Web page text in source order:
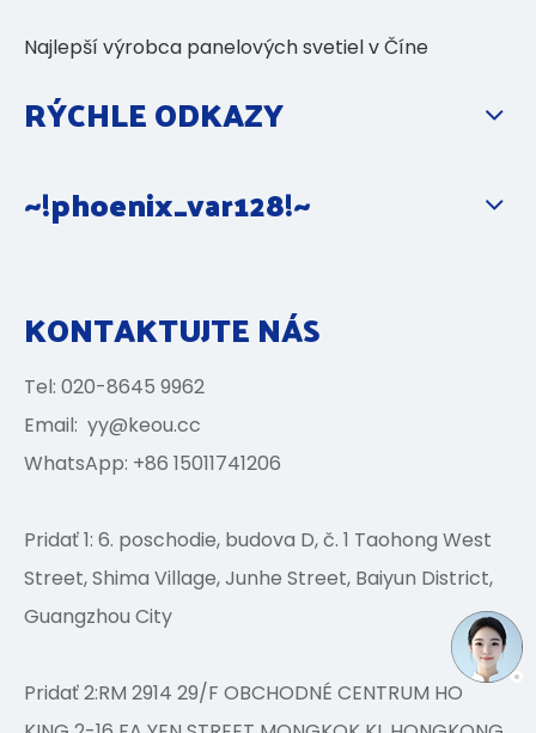
Najlepší výrobca panelových svetiel v Číne
RÝCHLE ODKAZY
~!phoenix_var128!~
KONTAKTUJTE NÁS
Tel: 020-8645 9962
Email: yy@keou.cc
WhatsApp: +86 15011741206
Pridať 1: 6. poschodie, budova D, č. 1 Taohong West
Street, Shima Village, Junhe Street, Baiyun District,
Guangzhou City
Pridať 2:RM 2914 29/F OBCHODNÉ CENTRUM HO